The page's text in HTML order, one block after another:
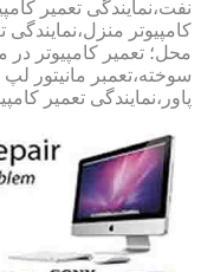
نفت،نمایندگی تعمیر
کامپیوتر
محل؛ تعمیر کامپیوتر
سوخته،تعمبر مانیتور
پاور،نمایندگی تعمیر